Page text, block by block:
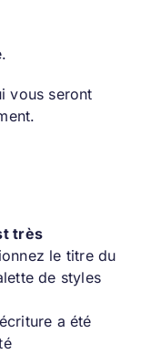
vous seront
très
le titre du
de styles
a été